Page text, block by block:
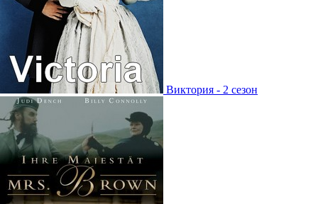
Виктория - 2 сезон